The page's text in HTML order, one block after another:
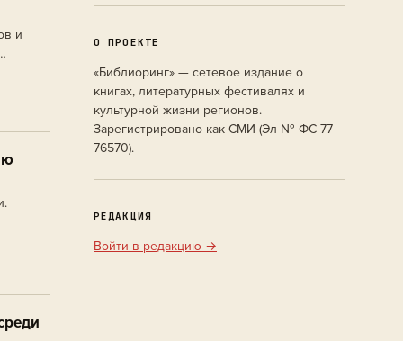
и
О ПРОЕКТЕ
«Библиоринг» — сетевое издание о
книгах, литературных фестивалях и
культурной жизни регионов.
Зарегистрировано как СМИ (Эл № ФС 77-
76570).
РЕДАКЦИЯ
Войти в редакцию →